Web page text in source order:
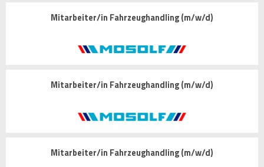
Mitarbeiter/in Fahrzeughandling (m/w/d)
Mitarbeiter/in Fahrzeughandling (m/w/d)
Mitarbeiter/in Fahrzeughandling (m/w/d)